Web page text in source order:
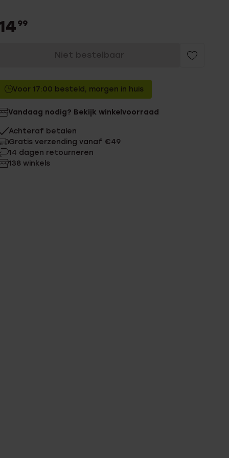
99
Niet bestelbaar
Voor 17:00 besteld, morgen in huis
Vandaag nodig? Bekijk winkelvoorraad
Achteraf betalen
Gratis verzending vanaf €49
14 dagen retourneren
138 winkels